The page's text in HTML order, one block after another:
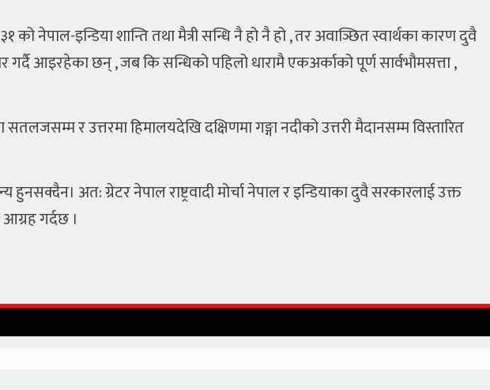
नेपाल-इन्डिया शान्ति तथा मैत्री सन्धि नै हो नै हो , तर अवाञ्छित स्वार्थका कारण दुवै
आइरहेका छन् , जब कि सन्धिको पहिलो धारामै एकअर्काको पूर्ण सार्वभौमसत्ता ,
सतलजसम्म र उत्तरमा हिमालयदेखि दक्षिणमा गङ्गा नदीको उत्तरी मैदानसम्म विस्तारित
अत: ग्रेटर नेपाल राष्ट्रवादी मोर्चा नेपाल र इन्डियाका दुवै सरकारलाई उक्त
गर्दछ ।